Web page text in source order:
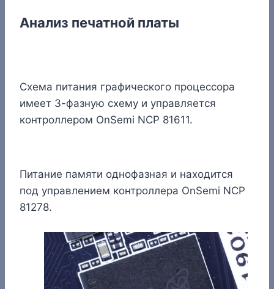
Анализ печатной платы
Схема питания графического процессора
имеет 3-фазную схему и управляется
контроллером OnSemi NCP 81611.
Питание памяти однофазная и находится
под управлением контроллера OnSemi NCP
81278.